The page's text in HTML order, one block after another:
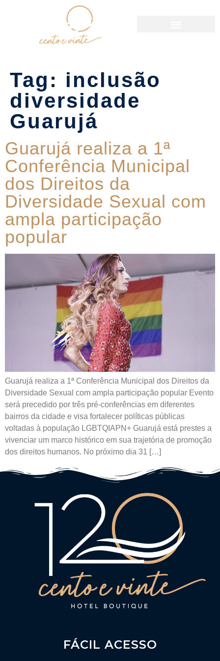
Tag: inclusão
diversidade
Guarujá
Guarujá realiza a 1ª
Conferência Municipal
dos Direitos da
Diversidade Sexual com
ampla participação
popular
Guarujá realiza a 1ª Conferência Municipal dos Direitos da
Diversidade Sexual com ampla participação popular Evento
será precedido por três pré-conferências em diferentes
bairros da cidade e visa fortalecer políticas públicas
voltadas à população LGBTQIAPN+ Guarujá está prestes a
vivenciar um marco histórico em sua trajetória de promoção
dos direitos humanos. No próximo dia 31 […]
FÁCIL ACESSO